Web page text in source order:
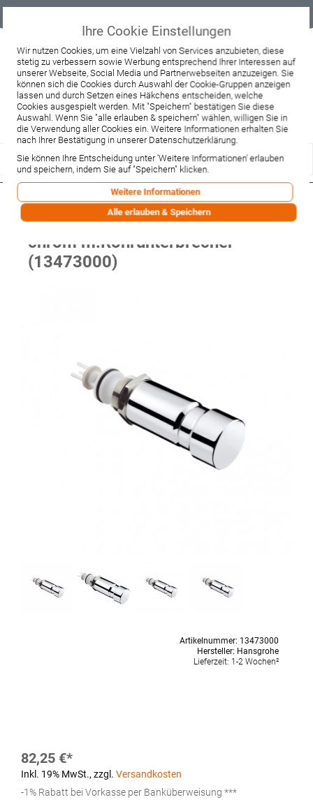
Beratung & Verkauf
+49 37467 66944
Montag - Freitag:
10:00 - 12:00 Uhr
13:00 - 16:00 Uhr
Samstag:
9:00 - 12:00 Uhr
Lieferzeitanfrage Widerruf
Hansgrohe Umsteller Axor
Wannen-und Brausenmischer
chrom m.Rohrunterbrecher
(13473000)
Artikelnummer: 13473000
Hersteller: Hansgrohe
Lieferzeit: 1-2 Wochen²
82,25 €
Inkl. 19% MwSt., zzgl. Versandkosten
-1% Rabatt bei Vorkasse per Banküberweisung ***
Ihre Cookie Einstellungen
Wir nutzen Cookies, um eine Vielzahl von Services anzubieten, diese
stetig zu verbessern sowie Werbung entsprechend Ihrer Interessen auf
unserer Webseite, Social Media und Partnerwebseiten anzuzeigen. Sie
können sich die Cookies durch Auswahl der Cookie-Gruppen anzeigen
lassen und durch Setzen eines Häkchens entscheiden, welche
Cookies ausgespielt werden. Mit "Speichern" bestätigen Sie diese
Auswahl. Wenn Sie "alle erlauben & speichern" wählen, willigen Sie in
die Verwendung aller Cookies ein. Weitere Informationen erhalten Sie
nach Ihrer Bestätigung in unserer Datenschutzerklärung.
Sie können Ihre Entscheidung unter 'Weitere Informationen' erlauben
und speichern, indem Sie auf "Speichern" klicken.
Weitere Informationen
Alle erlauben & Speichern